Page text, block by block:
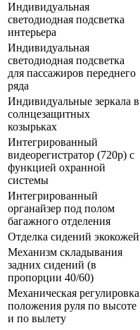
Индивидуальная
светодиодная подсветка
интерьера
Индивидуальная
светодиодная подсветка
для пассажиров переднего
ряда
Индивидуальные зеркала в
солнцезащитных
козырьках
Интегрированный
видеорегистратор (720p) с
функцией охранной
системы
Интегрированный
органайзер под полом
багажного отделения
Отделка сидений экокожей
Механизм складывания
задних сидений (в
пропорции 40/60)
Механическая регулировка
положения руля по высоте
и по вылету